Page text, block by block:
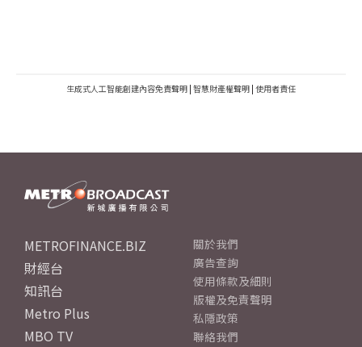
生成式人工智能創建內容免責聲明 | 智慧財產權聲明 | 使用者責任
METROFINANCE.BIZ
財經台
知訊台
Metro Plus
MBO TV
關於我們
廣告查詢
使用條款及細則
版權及免責聲明
私隱政策
聯絡我們